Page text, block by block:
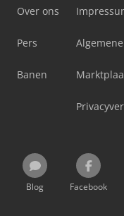
Over ons
Pers
Banen
Blog Facebook